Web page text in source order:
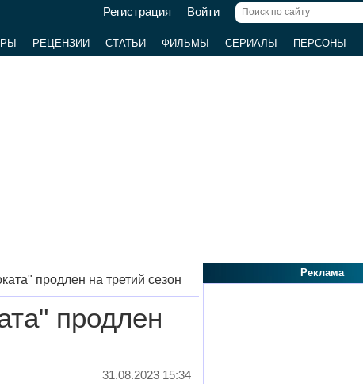
Регистрация Войти
РЕЦЕНЗИИ СТАТЬИ ФИЛЬМЫ СЕРИАЛЫ ПЕРСОНЫ
продлен на третий сезон
продлен
31.08.2023 15:34
Реклама